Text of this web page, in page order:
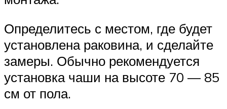
Определитесь с местом, где будет
установлена раковина, и сделайте
замеры. Обычно рекомендуется
установка чаши на высоте 70 — 85
см от пола.